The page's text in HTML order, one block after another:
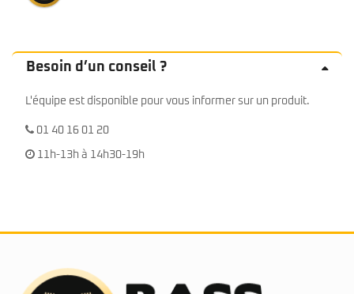
Besoin d’un conseil ?
L'équipe est disponible pour vous informer sur un produit.
01 40 16 01 20
11h-13h à 14h30-19h